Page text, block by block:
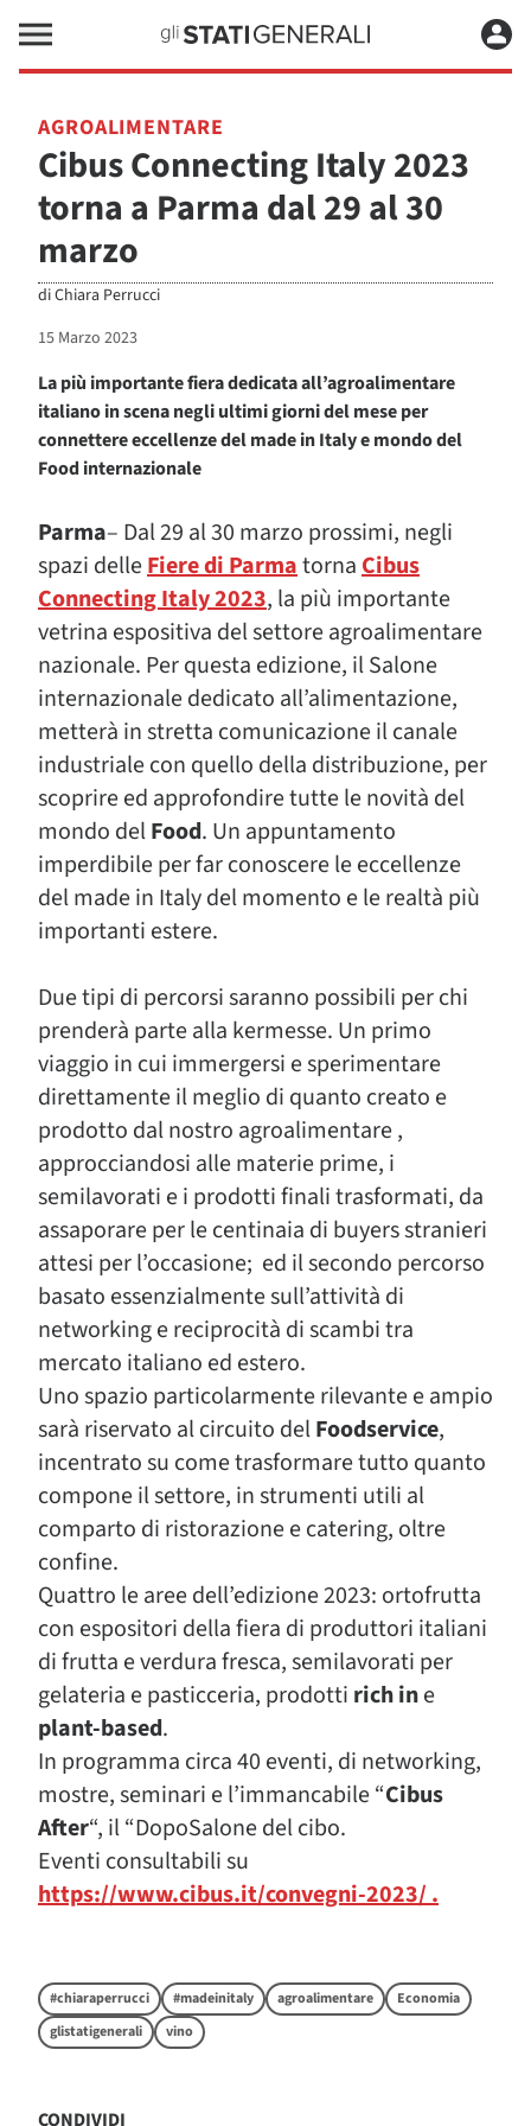
AGROALIMENTARE
Cibus Connecting Italy 2023
torna a Parma dal 29 al 30
marzo
diChiara Perrucci
15 Marzo 2023
La più importante fiera dedicata all’agroalimentare
italiano in scena negli ultimi giorni del mese per
connettere eccellenze del made in Italy e mondo del
Food internazionale
Parma– Dal 29 al 30 marzo prossimi, negli
spazi delleFiere di ParmatornaCibus
Connecting Italy 2023, la più importante
vetrina espositiva del settore agroalimentare
nazionale. Per questa edizione, il Salone
internazionale dedicato all’alimentazione,
metterà in stretta comunicazione il canale
industriale con quello della distribuzione, per
scoprire ed approfondire tutte le novità del
mondo delFood. Un appuntamento
imperdibile per far conoscere le eccellenze
del made in Italy del momento e le realtà più
importanti estere.
Due tipi di percorsi saranno possibili per chi
prenderà parte alla kermesse. Un primo
viaggio in cui immergersi e sperimentare
direttamente il meglio di quanto creato e
prodotto dal nostro agroalimentare ,
approcciandosi alle materie prime, i
semilavorati e i prodotti finali trasformati, da
assaporare per le centinaia di buyers stranieri
attesi per l’occasione; ed il secondo percorso
basato essenzialmente sull’attività di
networking e reciprocità di scambi tra
mercato italiano ed estero.
Uno spazio particolarmente rilevante e ampio
sarà riservato al circuito delFoodservice,
incentrato su come trasformare tutto quanto
compone il settore, in strumenti utili al
comparto di ristorazione e catering, oltre
confine.
Quattro le aree dell’edizione 2023: ortofrutta
con espositori della fiera di produttori italiani
di frutta e verdura fresca, semilavorati per
gelateria e pasticceria, prodotti rich ine
plant-based.
In programma circa 40 eventi, di networking,
mostre, seminari e l’immancabile “Cibus
After“, il “DopoSalone del cibo.
Eventi consultabili su
https://www.cibus.it/convegni-2023/ .
#chiaraperrucci #madeinitaly agroalimentare
Economia
glistatigenerali
vino
CONDIVIDI